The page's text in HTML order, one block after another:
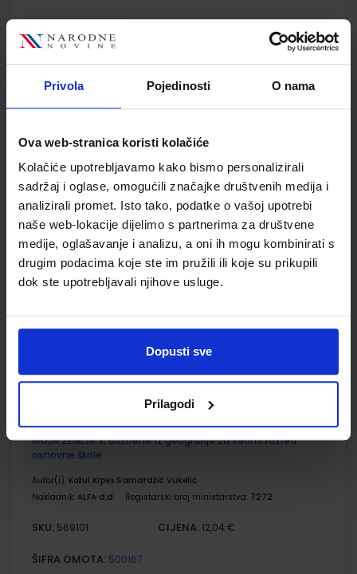
Privola Pojedinosti O nama
Ova web-stranica koristi kolačiće
Kolačiće upotrebljavamo kako bismo personalizirali
sadržaj i oglase, omogućili značajke društvenih medija i
analizirali promet. Isto tako, podatke o vašoj upotrebi
naše web-lokacije dijelimo s partnerima za društvene
medije, oglašavanje i analizu, a oni ih mogu kombinirati s
drugim podacima koje ste im pružili ili koje su prikupili
dok ste upotrebljavali njihove usluge.
Dopusti sve
Prilagodi
KEMIJA 7; udžbenik kemije s dodatnim digitalnim sadržajima
u sedmom razredu osnovne škole
Autor(i):Lukić Marić Zerdun Trenčevska Varga Rupčić Petelinc
Nakladnik: ŠKOLSKA KNJIGA d.d. Registarski broj ministarstva:
SKU:556221
ŠIFRA OMOTA: 500163
Udžbenik Omot
KEMIJA 7; radna bilježnica za kemiju u sedmom razredu
osnovne škole
Autor(i):Lukić Marić Zerdun Trenčevska Varga
Nakladnik:ŠKOLSKA KNJIGA d.d. Registarski broj ministarstva:
SKU:556222 CIJENA:13,60 €
MOJA ZEMLJA 3; udžbenik iz geografije za sedmi razred
osnovne škole
Autor(i): Kožul Krpes Samardžić Vukelić
Nakladnik: ALFA d.d. Registarski broj ministarstva: 7272
SKU: 569101 CIJENA: 12,04 €
ŠIFRA OMOTA: 500167